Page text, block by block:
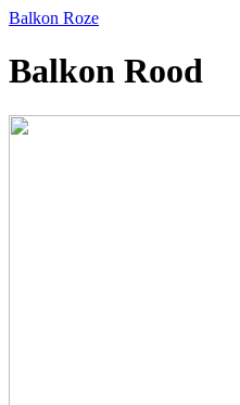
Balkon Roze
Balkon Rood